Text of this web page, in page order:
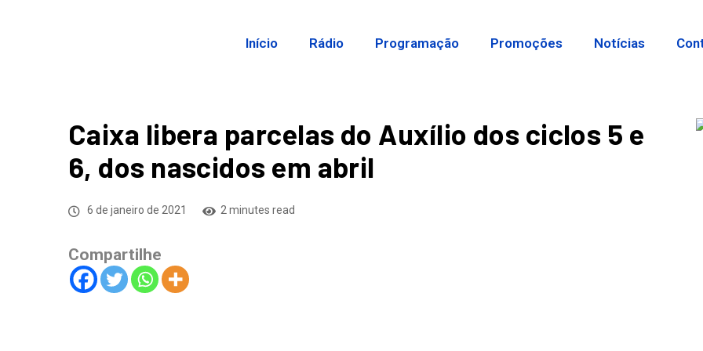
Início Rádio Programação Promoções Notícias
Caixa libera parcelas do Auxílio dos ciclos 5 e
6, dos nascidos em abril
6 de janeiro de 2021 2 minutes read
Compartilhe